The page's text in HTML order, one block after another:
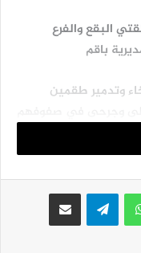
البقع والفرع
باقم
وتدمير طقمين
حوزان بمديرية ذباب
واتساب تيلقرام مشاركة عبر البريد